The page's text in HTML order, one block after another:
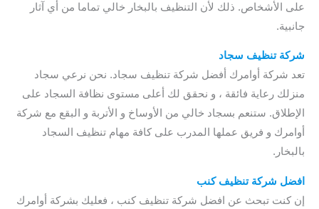
على الأشخاص. ذلك لأن التنظيف بالبخار خالي تماما من أي آثار
جانبية.
شركة تنظيف سجاد
تعد شركة أوامرك أفضل شركة تنظيف سجاد. نحن نرعي سجاد
منزلك رعاية فائقة ، و نحقق لك أعلى مستوى نظافة السجاد على
الإطلاق. ستنعم بسجاد خالي من الأوساخ و الأتربة و البقع مع شركة
أوامرك و فريق عملها المدرب على كافة مهام تنظيف السجاد
بالبخار.
افضل شركة تنظيف كنب
إن كنت تبحث عن افضل شركة تنظيف كنب ، فعليك بشركة أوامرك